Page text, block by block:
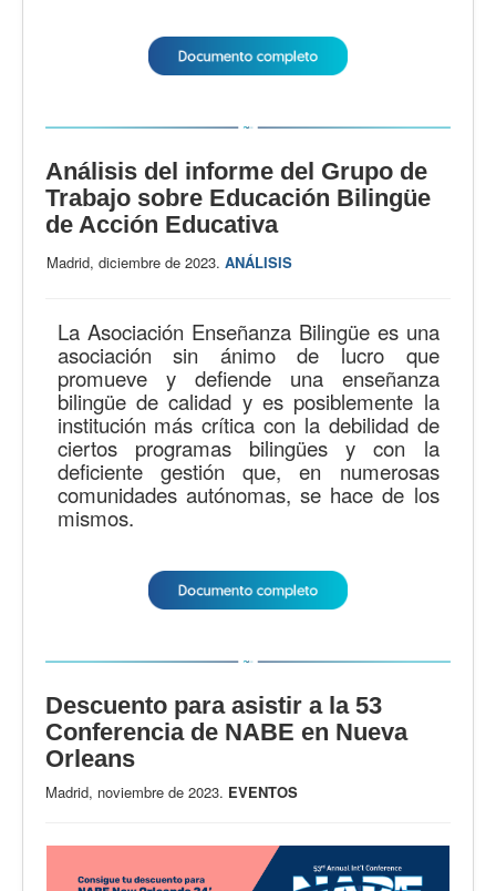
Análisis del informe del Grupo de
Trabajo sobre Educación Bilingüe
de Acción Educativa
Madrid, diciembre de 2023. ANÁLISIS
La Asociación Enseñanza Bilingüe es una
asociación sin ánimo de lucro que
promueve y defiende una enseñanza
bilingüe de calidad y es posiblemente la
institución más crítica con la debilidad de
ciertos programas bilingües y con la
deficiente gestión que, en numerosas
comunidades autónomas, se hace de los
mismos.
Descuento para asistir a la 53
Conferencia de NABE en Nueva
Orleans
Madrid, noviembre de 2023. EVENTOS